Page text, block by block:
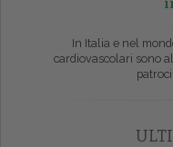
In Italia e nel
cardiovascolari sono